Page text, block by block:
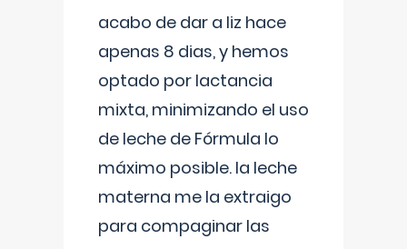
acabo de dar a liz hace
apenas 8 dias, y hemos
optado por lactancia
mixta, minimizando el uso
de leche de Fórmula lo
máximo posible. la leche
materna me la extraigo
para compaginar las